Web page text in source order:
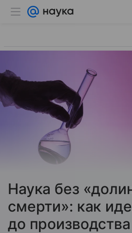
Наука без
смерти»: как
до производства